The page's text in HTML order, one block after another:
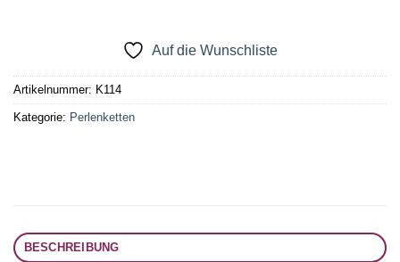
Auf die Wunschliste
Artikelnummer: K114
Kategorie: Perlenketten
BESCHREIBUNG